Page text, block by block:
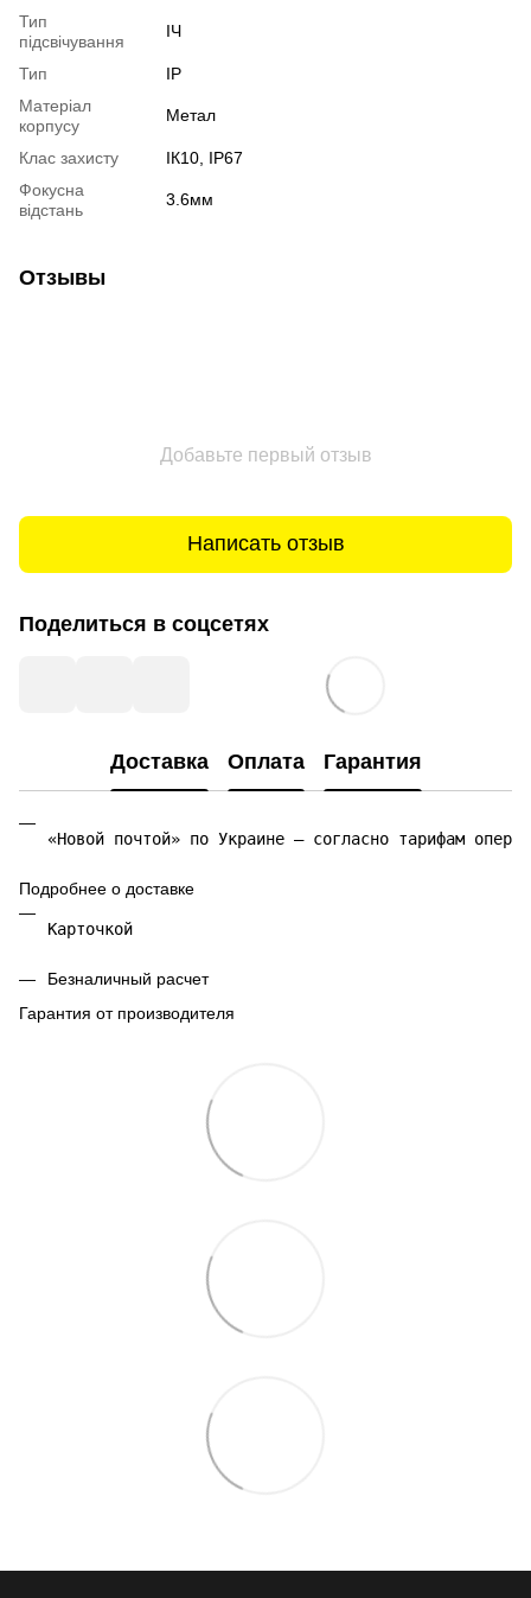
Тип
підсвічування
ІЧ
Тип
IP
Матеріал
корпусу
Метал
Клас захисту
ІК10, IP67
Фокусна
відстань
3.6мм
Отзывы
Добавьте первый отзыв
Написать отзыв
Поделиться в соцсетях
Доставка Оплата Гарантия
«Новой почтой» по Украине — согласно тарифам
Подробнее о доставке
Карточкой
Безналичный расчет
Гарантия от производителя